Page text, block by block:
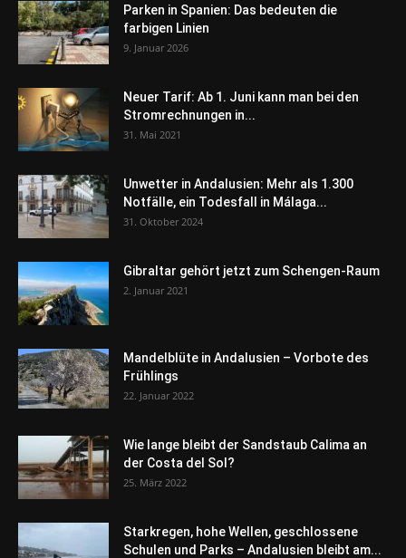
Parken in Spanien: Das bedeuten die
farbigen Linien
9. Januar 2026
Neuer Tarif: Ab 1. Juni kann man bei den
Stromrechnungen in...
31. Mai 2021
Unwetter in Andalusien: Mehr als 1.300
Notfälle, ein Todesfall in Málaga...
31. Oktober 2024
Gibraltar gehört jetzt zum Schengen-Raum
2. Januar 2021
Mandelblüte in Andalusien – Vorbote des
Frühlings
22. Januar 2022
Wie lange bleibt der Sandstaub Calima an
der Costa del Sol?
25. März 2022
Starkregen, hohe Wellen, geschlossene
Schulen und Parks – Andalusien bleibt am...